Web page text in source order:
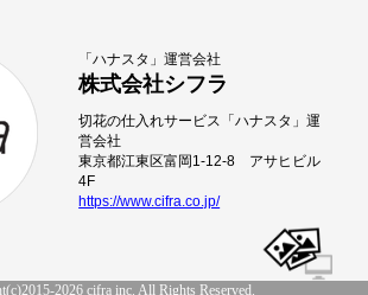
「ハナスタ」運営会社
株式会社シフラ
切花の仕入れサービス「ハナスタ」運
営会社
東京都江東区富岡1-12-8 アサヒビル
4F
https://www.cifra.co.jp/
2026 cifra inc. All Rights Reserved.